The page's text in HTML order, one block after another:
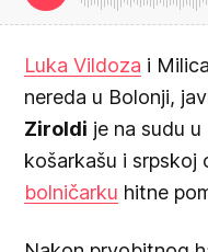
Luka Vildoza i
nereda u Bolonji,
Ziroldi je na sudu
košarkašu i
bolničarku hitne